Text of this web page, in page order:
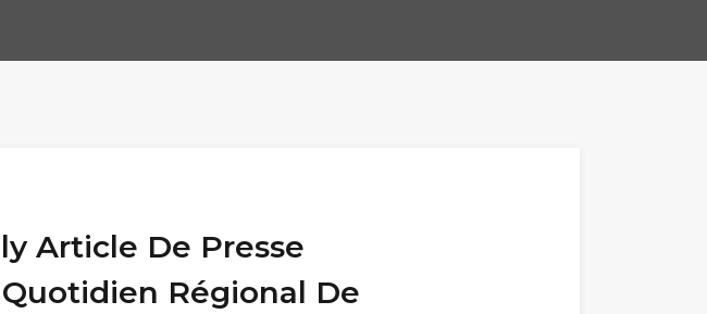
Article De Presse
Régional De